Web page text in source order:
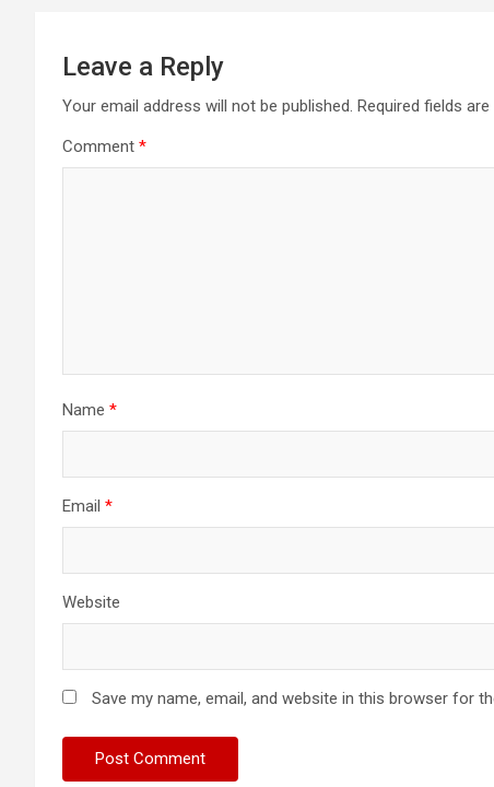
Leave a Reply
Your email address will not be published. Required fields are
Comment *
Name *
Email *
Website
Save my name, email, and website in this browser for